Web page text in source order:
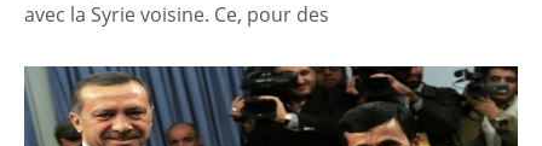
avec la Syrie voisine. Ce, pour des